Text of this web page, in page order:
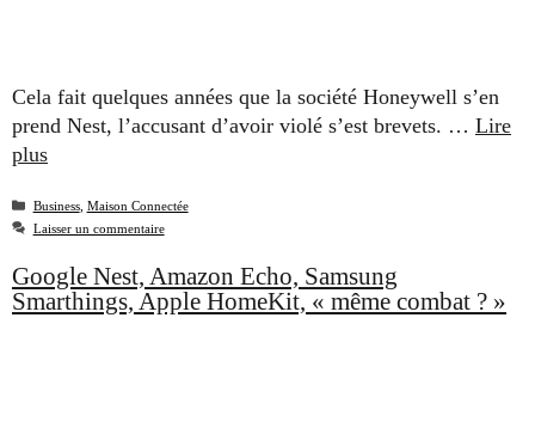
Cela fait quelques années que la société Honeywell s’en
prend Nest, l’accusant d’avoir violé s’est brevets. … Lire
plus
Catégories
Business, Maison Connectée
Laisser un commentaire
Google Nest, Amazon Echo, Samsung
Smarthings, Apple HomeKit, « même combat ? »